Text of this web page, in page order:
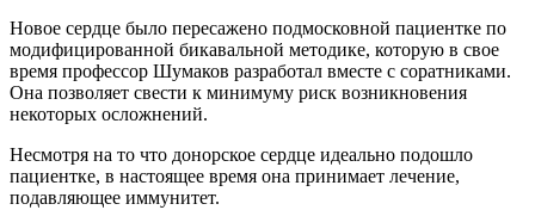
Новое сердце было пересажено подмосковной пациентке по
модифицированной бикавальной методике, которую в свое
время профессор Шумаков разработал вместе с соратниками.
Она позволяет свести к минимуму риск возникновения
некоторых осложнений.
Несмотря на то что донорское сердце идеально подошло
пациентке, в настоящее время она принимает лечение,
подавляющее иммунитет.